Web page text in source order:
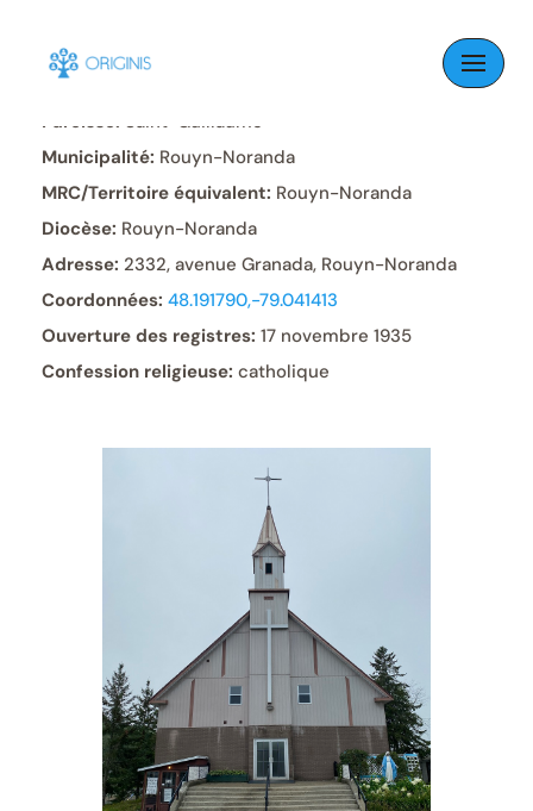
Skip
content
Paroisse: Saint-Guillaume
Municipalité: Rouyn-Noranda
MRC/Territoire équivalent: Rouyn-Noranda
Diocèse: Rouyn-Noranda
Adresse: 2332, avenue Granada, Rouyn-Noranda
Coordonnées: 48.191790,-79.041413
Ouverture des registres: 17 novembre 1935
Confession religieuse: catholique